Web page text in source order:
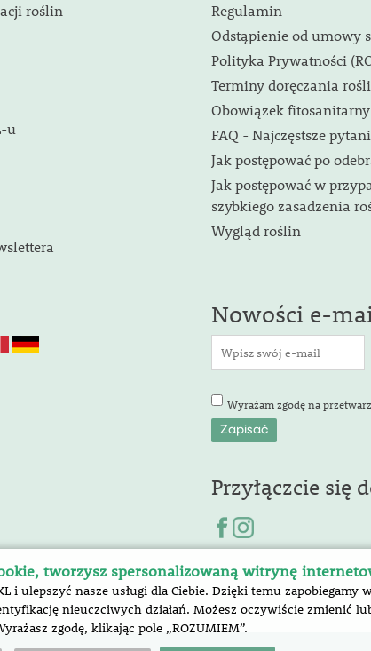
roślin
u
Regulamin
Odstąpienie od umowy
Polityka Prywatności
Terminy doręczania
Obowiązek fitosanitarny
FAQ - Najczęstsze
Jak postępować po
Jak postępować w
szybkiego zasadzenia
Wygląd roślin
Nowości e-
Wyrażam zgodę na
Przyłączcie się
tworzysz spersonalizowaną witrynę
i ulepszyć nasze usługi dla Ciebie. Dzięki temu
nieuczciwych działań. Możesz oczywiście zmienić
zgodę, klikając pole „ROZUMIEM”.